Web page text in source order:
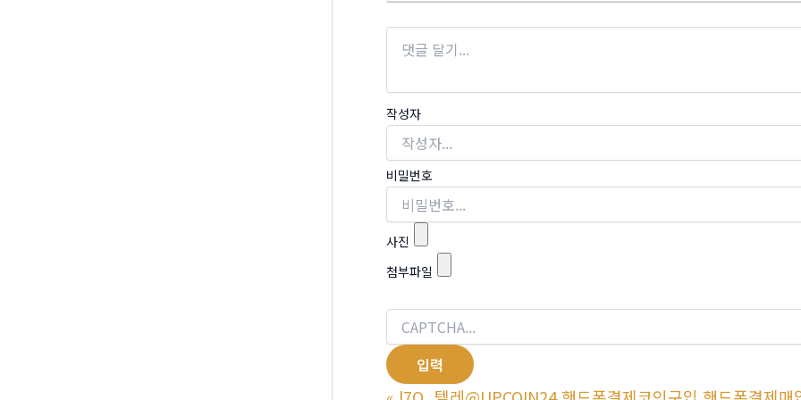
작성자
비밀번호
사진
첨부파일